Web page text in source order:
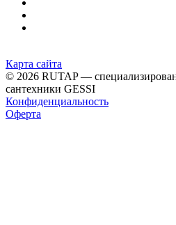
Карта сайта
© 2026 RUTAP —
сантехники GESSI
Конфиденциальность
Оферта